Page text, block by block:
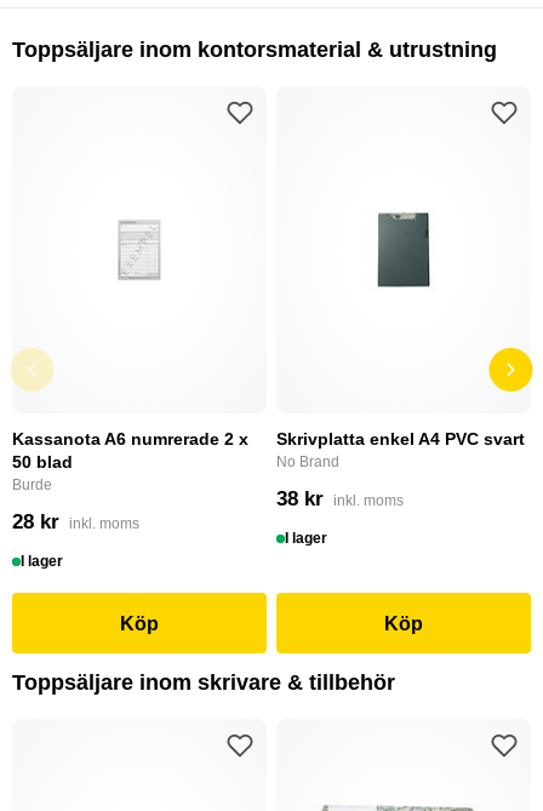
Toppsäljare inom kontorsmaterial & utrustning
Kassanota A6 numrerade 2 x
50 blad
Burde
28 kr inkl. moms
I lager
Köp
Skrivplatta enkel A4 PVC svart
No Brand
38 kr inkl. moms
I lager
Köp
Toppsäljare inom skrivare & tillbehör